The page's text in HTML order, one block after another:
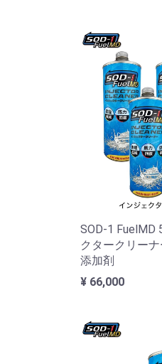
SOD-1 FuelMD
クタークリー
添加剤
¥ 66,000